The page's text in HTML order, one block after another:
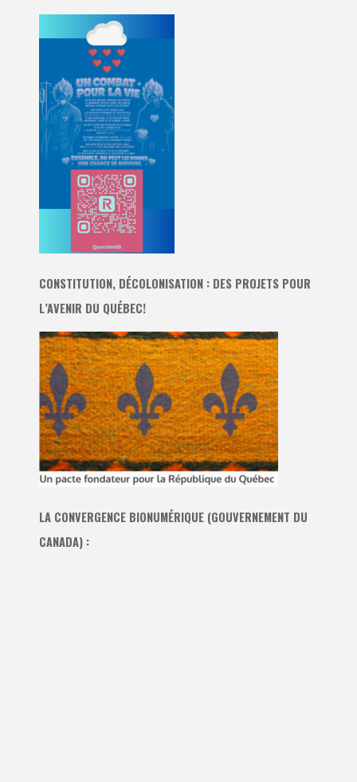
CONSTITUTION, DÉCOLONISATION : DES PROJETS POUR
L’AVENIR DU QUÉBEC!
LA CONVERGENCE BIONUMÉRIQUE (GOUVERNEMENT DU
CANADA) :